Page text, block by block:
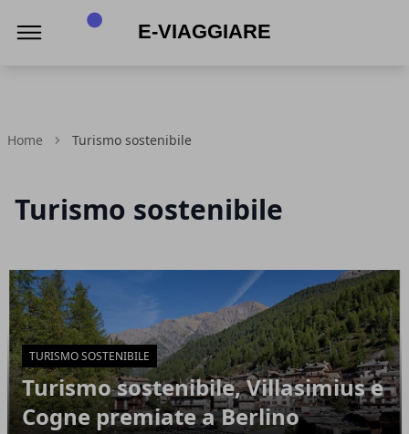
Home Turismo sostenibile
Turismo sostenibile
Articoli in Evidenza
TURISMO SOSTENIBILE
Turismo sostenibile, Villasimius e
Cogne premiate a Berlino